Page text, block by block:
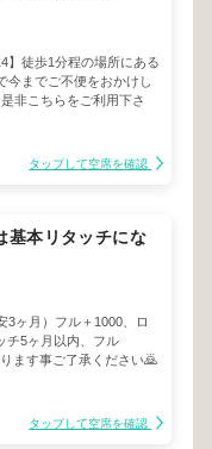
】徒歩1分程の場所にある
今までご不便をおかけし
非こちらをご利用下さ
タップして空席を確認
基本リタッチにな
3ヶ月）フル＋1000、ロ
チ5ヶ月以内、フル
ます事ご了承ください🙇
タップして空席を確認